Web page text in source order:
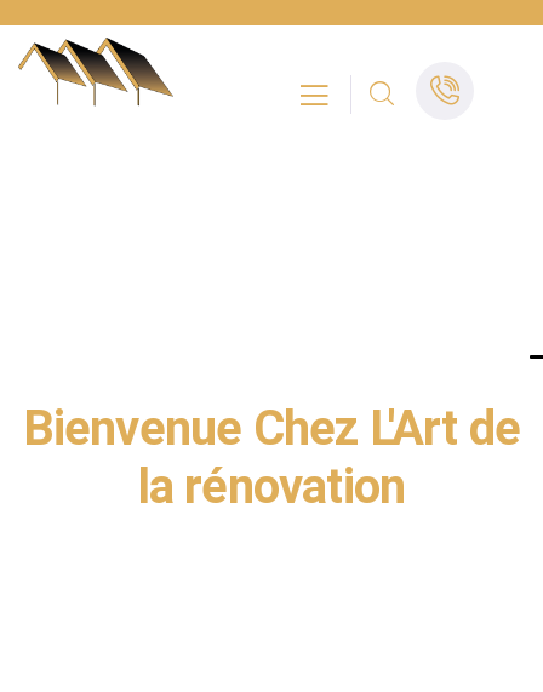
Bienvenue Chez L'Art de
la rénovation